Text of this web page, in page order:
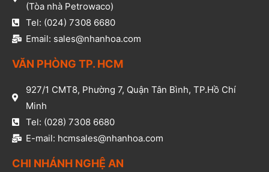
(Tòa nhà Petrowaco)
Tel: (024) 7308 6680
Email: sales@nhanhoa.com
VĂN PHÒNG TP. HCM​
927/1 CMT8, Phường 7, Quận Tân Bình, TP.Hồ Chí
Minh​
Tel: (028) 7308 6680​
E-mail: hcmsales@nhanhoa.com​
CHI NHÁNH NGHỆ AN​